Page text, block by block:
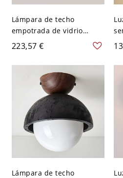
Lámpara de techo
empotrada de vidrio
blanco con globo de
mármol caqui y material
de piedra - 110 A 120 V
17,78 cm
223,57 €
Lámpara de techo